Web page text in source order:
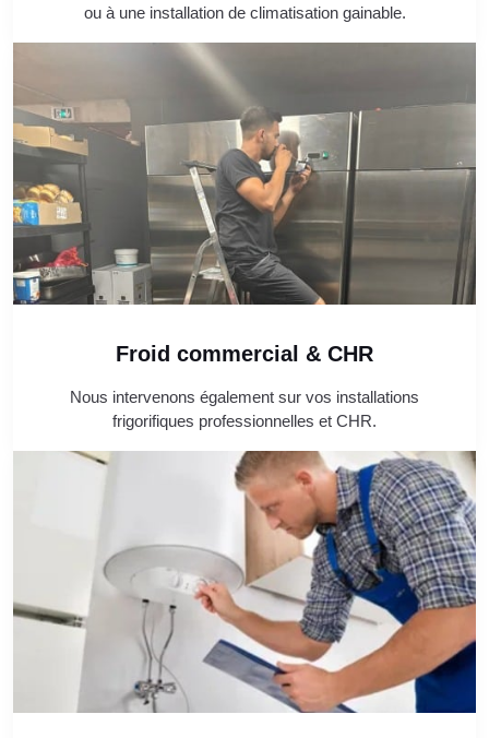
ou à une installation de climatisation gainable.
Froid commercial & CHR
Nous intervenons également sur vos installations
frigorifiques professionnelles et CHR.